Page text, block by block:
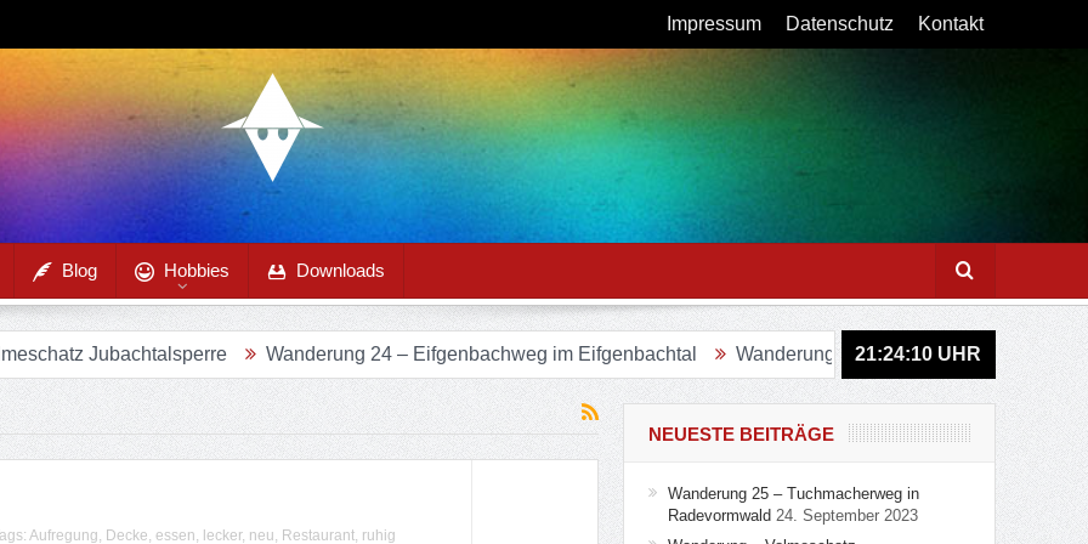
Impressum Datenschutz Kontakt
Blog Hobbies Downloads
Jubachtalsperre Wanderung 24 – Eifgenbachweg im Eifgenbachtal Wanderung – Sagenweg in Lindlar
21:24:11UHR
Aufregung Decke essen lecker, neu Restaurant, ruhig
NEUESTE BEITRÄGE
Wanderung 25 – Tuchmacherweg in
Radevormwald 24. September 2023